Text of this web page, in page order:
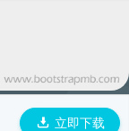
立即下载